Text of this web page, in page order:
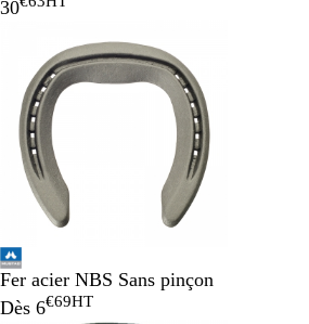
30
Fer acier NBS Sans pinçon
Dès 6€69HT